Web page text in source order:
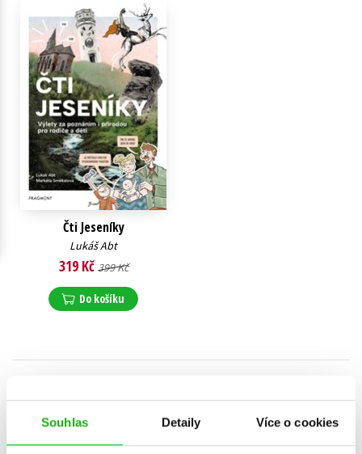
Souhlas Detaily Více o cookies
Young adult (SK)
Zahraniční literatura
Všechny tituly
Čti Jeseníky
Lukáš Abt
319 Kč 399 Kč
Do košíku
Předchozí 1